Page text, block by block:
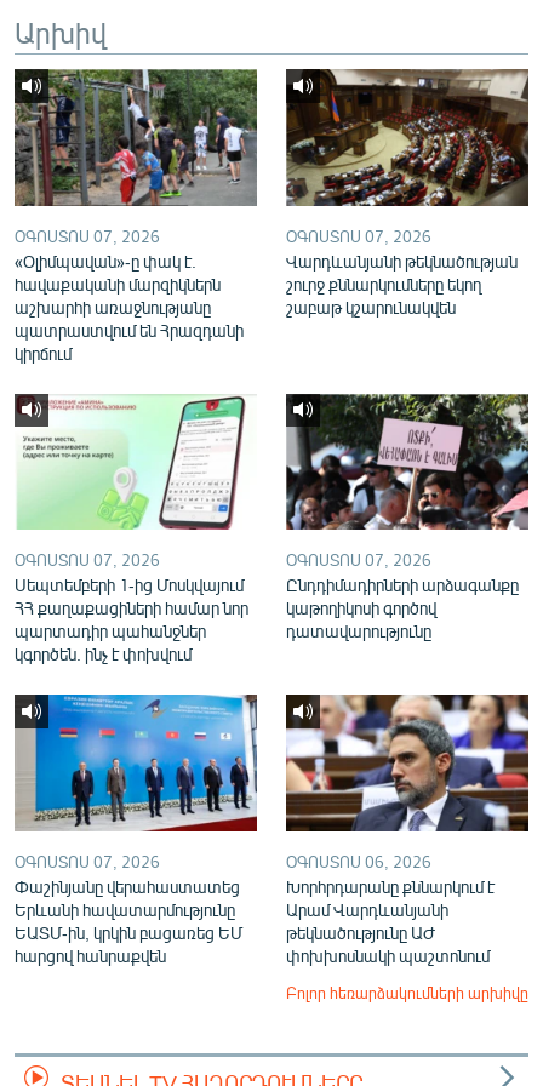
English
Русский
ՀԵՏԵՎԵՔ ՄԵԶ
«Ազատության» բոլոր կայքերը
Արխիվ
ՕԳՈՍՏՈՍ 07, 2026
«Օլիմպավան»-ը փակ է.
հավաքականի մարզիկներն
աշխարհի առաջնությանը
պատրաստվում են Հրազդանի
կիրճում
ՕԳՈՍՏՈՍ 07, 2026
Վարդևանյանի թեկնածության
շուրջ քննարկումները եկող
շաբաթ կշարունակվեն
ՕԳՈՍՏՈՍ 07, 2026
Սեպտեմբերի 1-ից Մոսկվայում
ՀՀ քաղաքացիների համար նոր
պարտադիր պահանջներ
կգործեն. ինչ է փոխվում
ՕԳՈՍՏՈՍ 07, 2026
Ընդդիմադիրների արձագանքը
կաթողիկոսի գործով
դատավարությունը
ՕԳՈՍՏՈՍ 07, 2026
Փաշինյանը վերահաստատեց
Երևանի հավատարմությունը
ԵԱՏՄ-ին, կրկին բացառեց ԵՄ
հարցով հանրաքվեն
ՕԳՈՍՏՈՍ 06, 2026
Խորհրդարանը քննարկում է
Արամ Վարդևանյանի
թեկնածությունը ԱԺ
փոխխոսնակի պաշտոնում
Բոլոր հեռարձակումների արխիվը